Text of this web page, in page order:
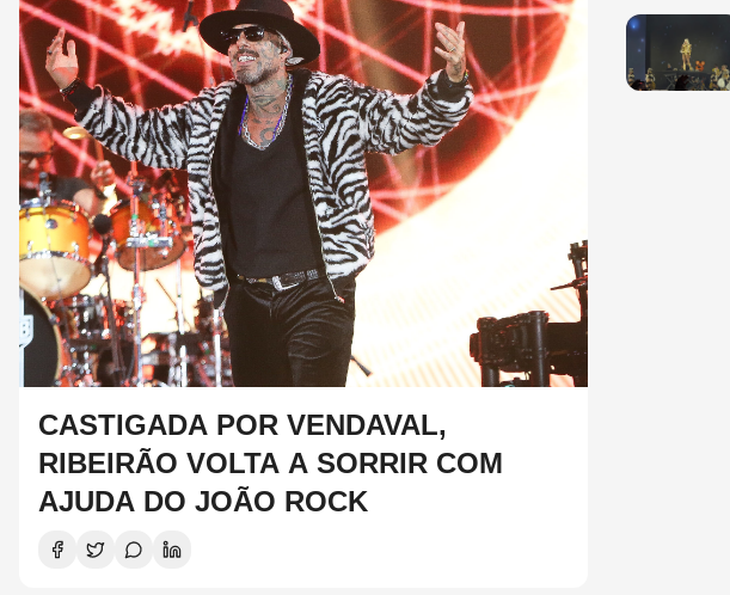
CASTIGADA POR VENDAVAL,
RIBEIRÃO VOLTA A SORRIR COM
AJUDA DO JOÃO ROCK